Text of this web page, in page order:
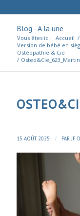
Blog - A la une
Vous êtes ici : Accueil /
Version de bébé en
Ostéopathie & Cie
/
15 AOÛT 2025 / PAR JF